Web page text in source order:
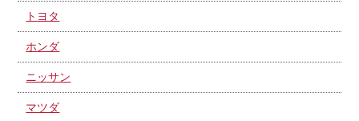
トヨタ
ホンダ
ニッサン
マツダ